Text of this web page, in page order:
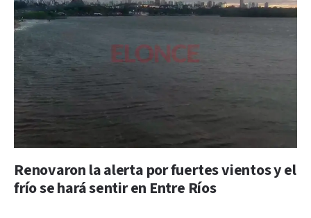
Renovaron la alerta por fuertes vientos y el
frío se hará sentir en Entre Ríos